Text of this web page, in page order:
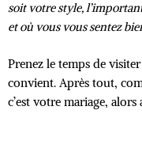
soit votre style,
et où vous vous sentez
Prenez le temps de
convient. Après tout,
c’est votre mariage,